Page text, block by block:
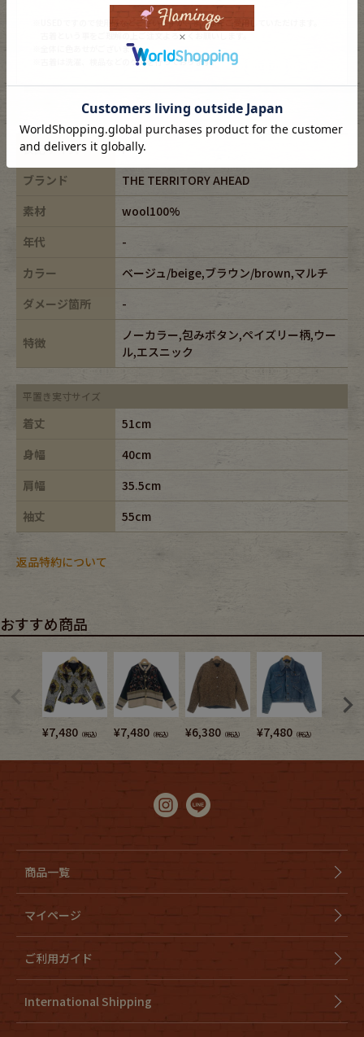
※USEDですので使用感などございますが、まだまだご愛用していただけます。
古着という事をご理解の上ご注文よろしくお願いします。
※全体に色あせがございます。
※古着は洗濯、検品などのケアを行っております。
表記サイズ
P
ブランド
THE TERRITORY AHEAD
素材
wool100%
年代
-
カラー
ベージュ/beige,ブラウン/brown,マルチ
ダメージ箇所
-
特徴
ノーカラー,包みボタン,ペイズリー柄,ウー
ル,エスニック
平置き実寸サイズ
着丈
51cm
身幅
40cm
肩幅
35.5cm
袖丈
55cm
返品特約について
おすすめ商品
¥7,480 （税込） ¥7,480 （税込） ¥6,380 （税込） ¥7,480 （税込）
商品一覧
マイページ
ご利用ガイド
International Shipping